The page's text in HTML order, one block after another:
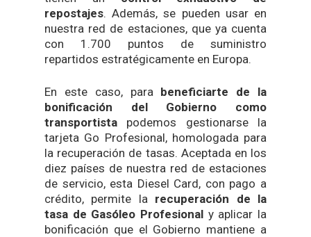
repostajes. Además, se pueden usar en
nuestra red de estaciones, que ya cuenta
con 1.700 puntos de suministro
repartidos estratégicamente en Europa.
En este caso, para beneficiarte de la
bonificación del Gobierno como
transportista podemos gestionarse la
tarjeta Go Profesional, homologada para
la recuperación de tasas. Aceptada en los
diez países de nuestra red de estaciones
de servicio, esta Diesel Card, con pago a
crédito, permite la recuperación de la
tasa de Gasóleo Profesional y aplicar la
bonificación que el Gobierno mantiene a